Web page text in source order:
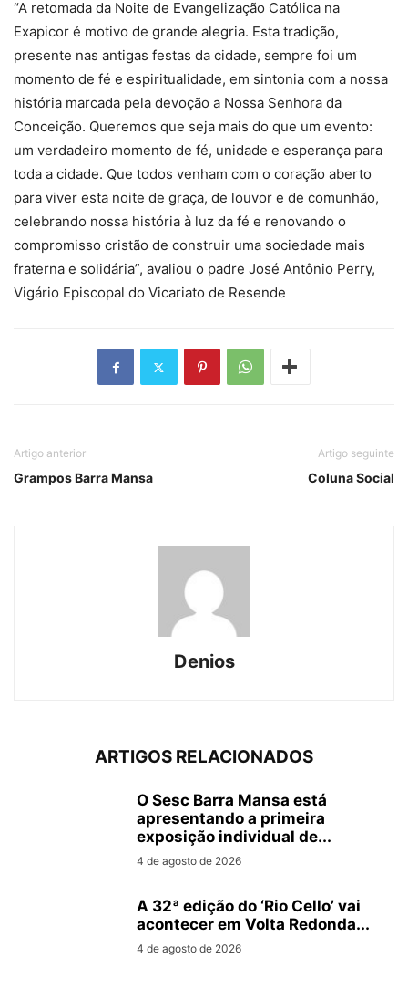
“A retomada da Noite de Evangelização Católica na
Exapicor é motivo de grande alegria. Esta tradição,
presente nas antigas festas da cidade, sempre foi um
momento de fé e espiritualidade, em sintonia com a nossa
história marcada pela devoção a Nossa Senhora da
Conceição. Queremos que seja mais do que um evento:
um verdadeiro momento de fé, unidade e esperança para
toda a cidade. Que todos venham com o coração aberto
para viver esta noite de graça, de louvor e de comunhão,
celebrando nossa história à luz da fé e renovando o
compromisso cristão de construir uma sociedade mais
fraterna e solidária”, avaliou o padre José Antônio Perry,
Vigário Episcopal do Vicariato de Resende
Artigo anterior
Grampos Barra Mansa
Artigo seguinte
Coluna Social
Denios
ARTIGOS RELACIONADOS
O Sesc Barra Mansa está
apresentando a primeira
exposição individual de...
4 de agosto de 2026
A 32ª edição do ‘Rio Cello’ vai
acontecer em Volta Redonda...
4 de agosto de 2026